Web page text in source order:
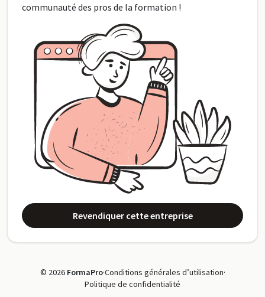
communauté des pros de la formation !
Revendiquer cette entreprise
© 2026 FormaPro·Conditions générales d’utilisation·
Politique de confidentialité